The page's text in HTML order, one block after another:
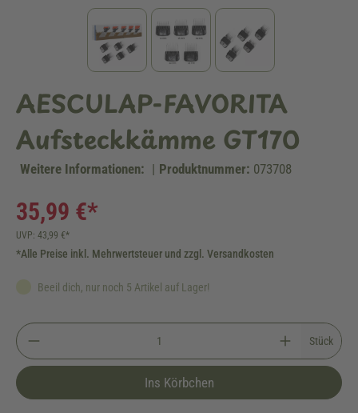
AESCULAP-FAVORITA
Aufsteckkämme GT170
Weitere Informationen: | Produktnummer: 073708
35,99 €*
UVP: 43,99 €*
*Alle Preise inkl. Mehrwertsteuer und zzgl. Versandkosten
Beeil dich, nur noch 5 Artikel auf Lager!
Stück
Ins Körbchen